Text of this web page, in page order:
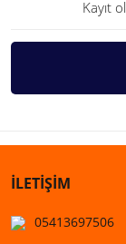
İLETİŞİM
05413697506